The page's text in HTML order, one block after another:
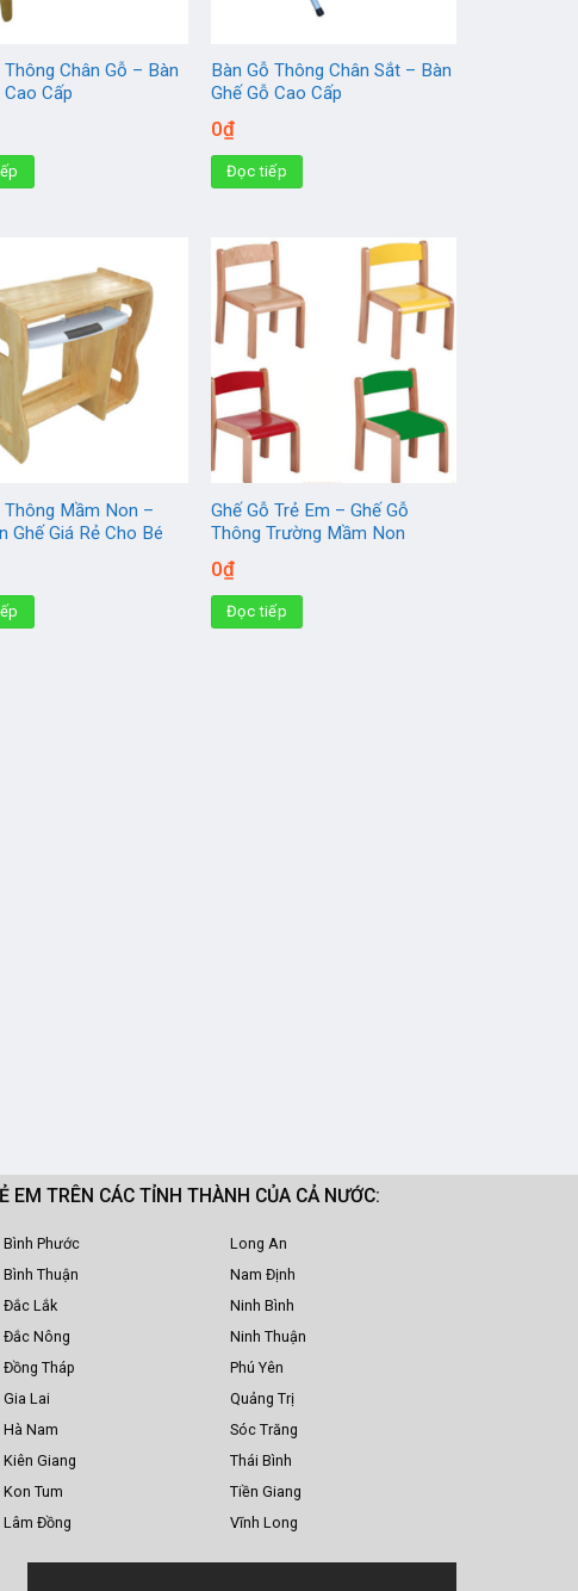
Thông Chân Gỗ – Bàn
Cao Cấp
Bàn Gỗ Thông Chân Sắt – Bàn
Ghế Gỗ Cao Cấp
0₫
Đọc tiếp
Thông Mầm Non –
Ghế Giá Rẻ Cho Bé
Ghế Gỗ Trẻ Em – Ghế Gỗ
Thông Trường Mầm Non
0₫
Đọc tiếp
EM TRÊN CÁC TỈNH THÀNH CỦA CẢ NƯỚC:
Bình Phước
Bình Thuận
Đắc Lắk
Đắc Nông
Đồng Tháp
Gia Lai
Hà Nam
Kiên Giang
Kon Tum
Lâm Đồng
Long An
Nam Định
Ninh Bình
Ninh Thuận
Phú Yên
Quảng Trị
Sóc Trăng
Thái Bình
Tiền Giang
Vĩnh Long